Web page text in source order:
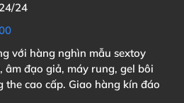
24
với hàng nghìn mẫu sextoy
âm đạo giả, máy rung, gel bôi
cao cấp. Giao hàng kín đáo